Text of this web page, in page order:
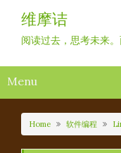
content
维摩诘
阅读过去，思考未来
Menu
Home 软件编程